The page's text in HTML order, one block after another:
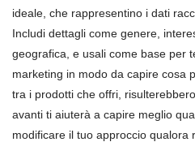
ideale, che rappresentino i dati
Includi dettagli come genere,
geografica, e usali come base per
marketing in modo da capire cosa
tra i prodotti che offri,
avanti ti aiuterà a capire meglio
modificare il tuo approccio qualora